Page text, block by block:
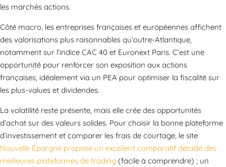
les marchés actions.
Côté macro, les entreprises françaises et européennes affichent
des valorisations plus raisonnables qu’outre-Atlantique,
notamment sur l’indice CAC 40 et Euronext Paris. C’est une
opportunité pour renforcer son exposition aux actions
françaises, idéalement via un PEA pour optimiser la fiscalité sur
les plus-values et dividendes.
La volatilité reste présente, mais elle crée des opportunités
d’achat sur des valeurs solides. Pour choisir la bonne plateforme
d’investissement et comparer les frais de courtage, le site
Nouvelle Épargne propose un excellent comparatif détaillé des
meilleures plateformes de trading (facile à comprendre) ; un